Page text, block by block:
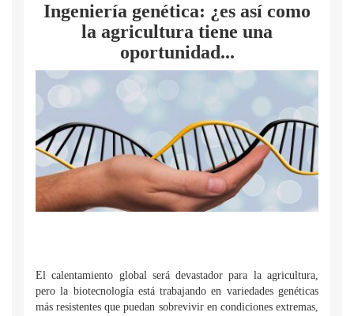
Ingeniería genética: ¿es así como
la agricultura tiene una
oportunidad...
El calentamiento global será devastador para la agricultura,
pero la biotecnología está trabajando en variedades genéticas
más resistentes que puedan sobrevivir en condiciones extremas,